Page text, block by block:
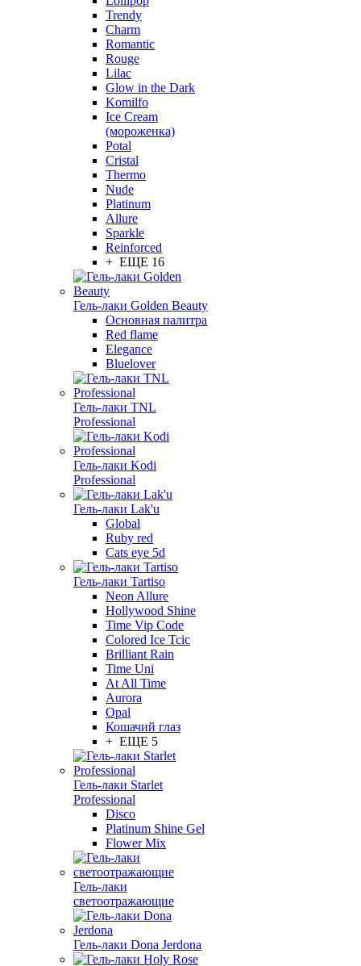
Trendy
Charm
Romantic
Rouge
Lilac
Glow in the Dark
Komilfo
Ice Cream
(мороженка)
Potal
Cristal
Thermo
Nude
Platinum
Allure
Sparkle
Reinforced
+ ЕЩЕ 16
Гель-лаки Golden Beauty
Основная палитра
Red flame
Elegance
Bluelover
Гель-лаки TNL
Professional
Гель-лаки Kodi
Professional
Гель-лаки Lak'u
Global
Ruby red
Cats eye 5d
Гель-лаки Tartiso
Neon Allure
Hollywood Shine
Time Vip Code
Colored Ice Tcic
Brilliant Rain
Time Uni
At All Time
Aurora
Opal
Кошачий глаз
+ ЕЩЕ 5
Гель-лаки Starlet
Professional
Disco
Platinum Shine Gel
Flower Mix
Гель-лаки
светоотражающие
Гель-лаки Dona Jerdona